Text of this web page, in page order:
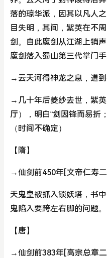
落的琼华派，因其以凡人
目失明，其间，紫英在不
剑。自此魔剑从江湖上销
魔剑落入蜀山第三代掌门手
→云天河得神龙之息，遭到
→几十年后菱纱去世，紫
厅），明白“剑因锋而易折
（时间不确定）
【隋】
→仙剑前450年[文帝仁寿
天鬼皇被抓入锁妖塔，书
鬼陷入要跨左右脚的问题。
【唐】
→仙剑前383年[高宗总章